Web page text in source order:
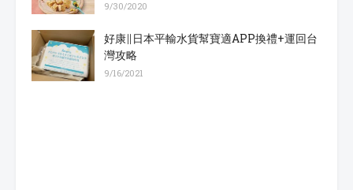
9/30/2020
好康∥日本平輸水貨幫寶適APP換禮+運回台
灣攻略
9/16/2021